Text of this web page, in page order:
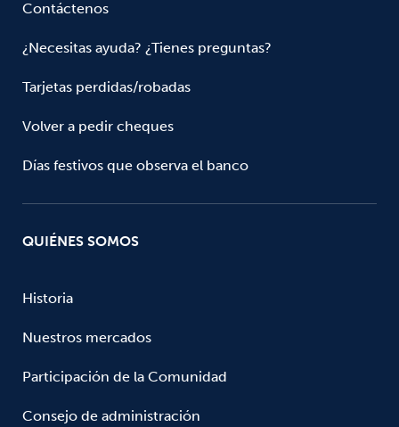
Contáctenos
¿Necesitas ayuda? ¿Tienes preguntas?
Tarjetas perdidas/robadas
Volver a pedir cheques
Días festivos que observa el banco
QUIÉNES SOMOS
Historia
Nuestros mercados
Participación de la Comunidad
Consejo de administración